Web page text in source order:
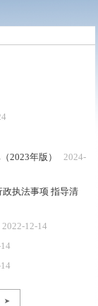
2023年版）
2024-
执法事项 指导清
2022-12-14
➤